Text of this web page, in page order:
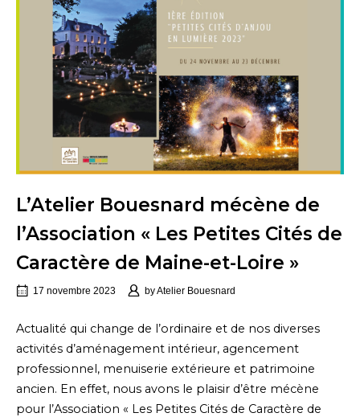
L’Atelier Bouesnard mécène de
l’Association « Les Petites Cités de
Caractère de Maine-et-Loire »
17 novembre 2023 byAtelier Bouesnard
Actualité qui change de l’ordinaire et de nos diverses
activités d’aménagement intérieur, agencement
professionnel, menuiserie extérieure et patrimoine
ancien. En effet, nous avons le plaisir d’être mécène
pour l’Association « Les Petites Cités de Caractère de